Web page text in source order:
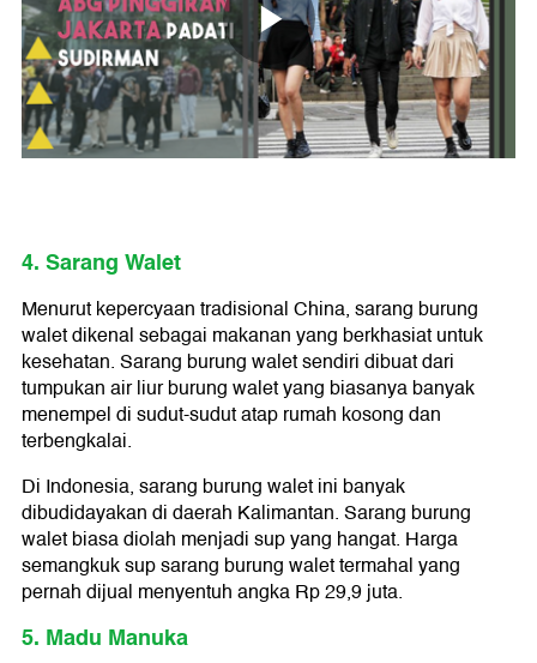
4. Sarang Walet
Menurut kepercyaan tradisional China, sarang burung
walet dikenal sebagai makanan yang berkhasiat untuk
kesehatan. Sarang burung walet sendiri dibuat dari
tumpukan air liur burung walet yang biasanya banyak
menempel di sudut-sudut atap rumah kosong dan
terbengkalai.
Di Indonesia, sarang burung walet ini banyak
dibudidayakan di daerah Kalimantan. Sarang burung
walet biasa diolah menjadi sup yang hangat. Harga
semangkuk sup sarang burung walet termahal yang
pernah dijual menyentuh angka Rp 29,9 juta.
5. Madu Manuka